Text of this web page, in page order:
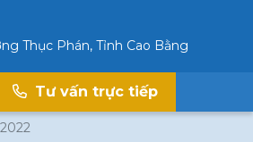
Thục Phán, Tỉnh Cao Bằng
Tư vấn trực tiếp